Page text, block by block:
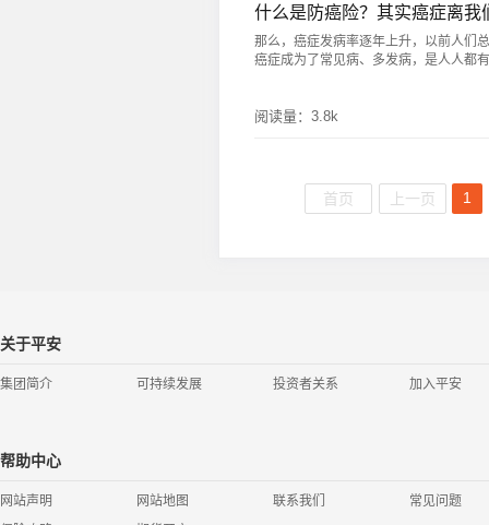
什么是防癌险？其实癌症离我
那么，癌症发病率逐年上升，以前人们
癌症成为了常见病、多发病，是人人都
阅读量： 3.8k
首页 上一页 1
关于平安
集团简介 可持续发展 投资者关系 加入平安
帮助中心
网站声明 网站地图 联系我们
常见问题